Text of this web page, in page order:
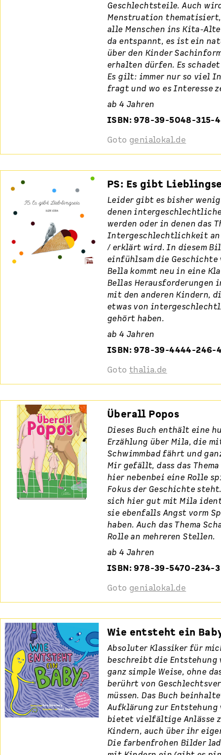
Geschlechtsteile. Auch
Menstruation
alle Menschen ins Kita-
da entspannt, es ist ein
über den Kinder
erhalten dürfen. Es
Es gilt: immer nur so viel
fragt und wo es Interesse
ab 4 Jahren
ISBN: 978-39-5048-315-4
Goto genialokal.de
PS: Es gibt
Leider gibt es bisher
denen
werden oder in denen das
Intergeschlechtlichkeit an
/ erklärt wird. In diesem
einfühlsam die Geschichte
Bella kommt neu in eine
Bellas Herausforderungen
mit den anderen Kindern,
etwas von
gehört haben.
ab 4 Jahren
ISBN: 978-39-4444-246-
Goto thalia.de
Überall Popos
Dieses Buch enthält eine
Erzählung über Mila, die
Schwimmbad fährt und
Mir gefällt, dass das
hier nebenbei eine Rolle
Fokus der Geschichte
sich hier gut mit Mila
sie ebenfalls Angst vorm
haben. Auch das Thema
Rolle an mehreren Stellen.
ab 4 Jahren
ISBN: 978-39-5470-234-3
Goto genialokal.de
Wie entsteht ein
Absoluter Klassiker für
beschreibt die Entstehung
ganz simple Weise, ohne
berührt von
müssen. Das Buch
Aufklärung zur Entstehung
bietet vielfältige Anlässe
Kindern, auch über ihr
Die farbenfrohen Bilder